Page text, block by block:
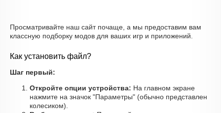
Просматривайте наш сайт почаще, а мы предоставим вам
классную подборку модов для ваших игр и приложений.
Как установить файл?
Шаг первый:
Откройте опции устройства: На главном экране
нажмите на значок "Параметры" (обычно представлен
колесиком).